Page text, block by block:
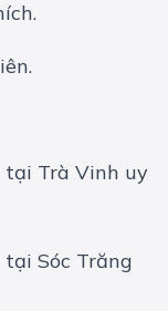
tại Trà Vinh uy
Sóc Trăng